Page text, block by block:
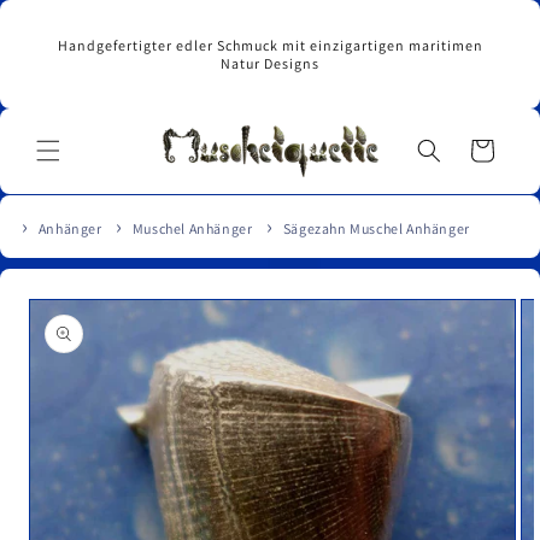
Inhalt
Handgefertigter edler Schmuck mit einzigartigen maritimen
Natur Designs
Warenkorb
Anhänger Muschel Anhänger Sägezahn Muschel Anhänger